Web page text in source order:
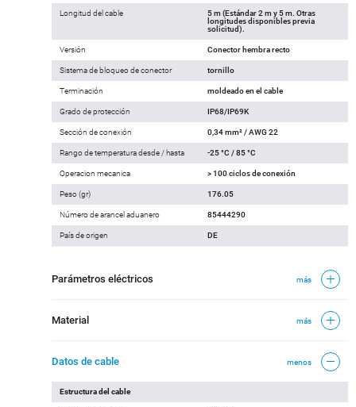
Longitud del cable
5 m (Estándar 2 m y 5 m. Otras
longitudes disponibles previa
solicitud).
Versión Conector hembra recto
Sistema de bloqueo de conector tornillo
Terminación moldeado en el cable
Grado de protección IP68/IP69K
Sección de conexión 0,34 mm² / AWG 22
Rango de temperatura desde / hasta -25 °C / 85 °C
Operacion mecanica > 100 ciclos de conexión
Peso (gr) 176.05
Número de arancel aduanero 85444290
País de origen DE
Parámetros eléctricos más
Material más
Datos de cable menos
Estructura del cable